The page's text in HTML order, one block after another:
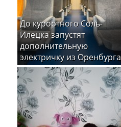
До курортного Соль-
Илецка запустят
дополнительную
электричку из Оренбурга